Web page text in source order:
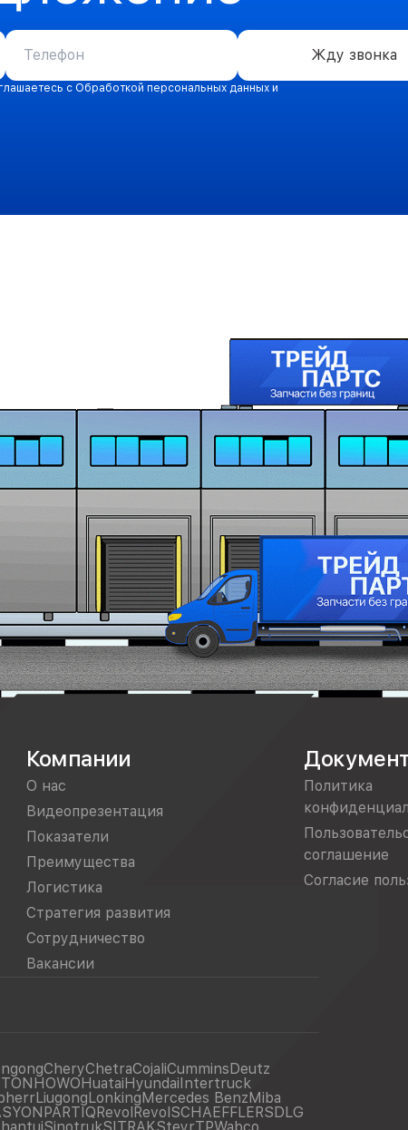
Жду звонка
с Обработкой персональных данных и
Компании
О нас
Видеопрезентация
Показатели
Преимущества
Логистика
Стратегия развития
Сотрудничество
Вакансии
Политика
соглашение
Согласие
CheryChetraCojaliCumminsDeutz
HOWOHuataiHyundaiIntertruck
LiugongLonkingMercedes BenzMiba
PARTIQRevolRevolSCHAEFFLERSDLG